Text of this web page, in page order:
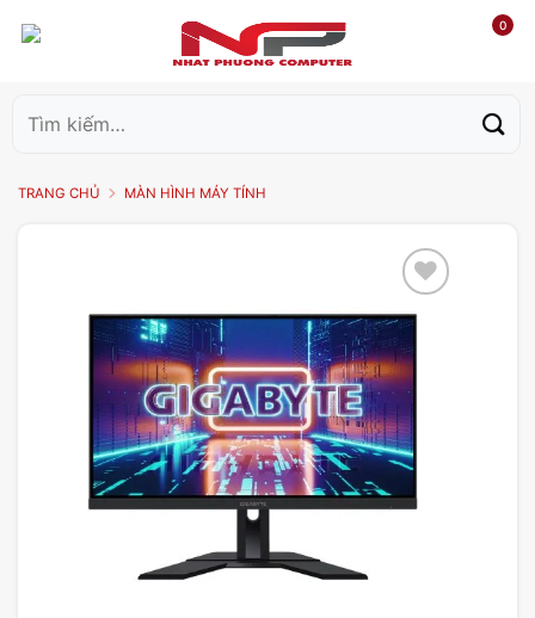
0
kiếm:
TRANG CHỦ MÀN HÌNH MÁY TÍNH
Add to
wishlist